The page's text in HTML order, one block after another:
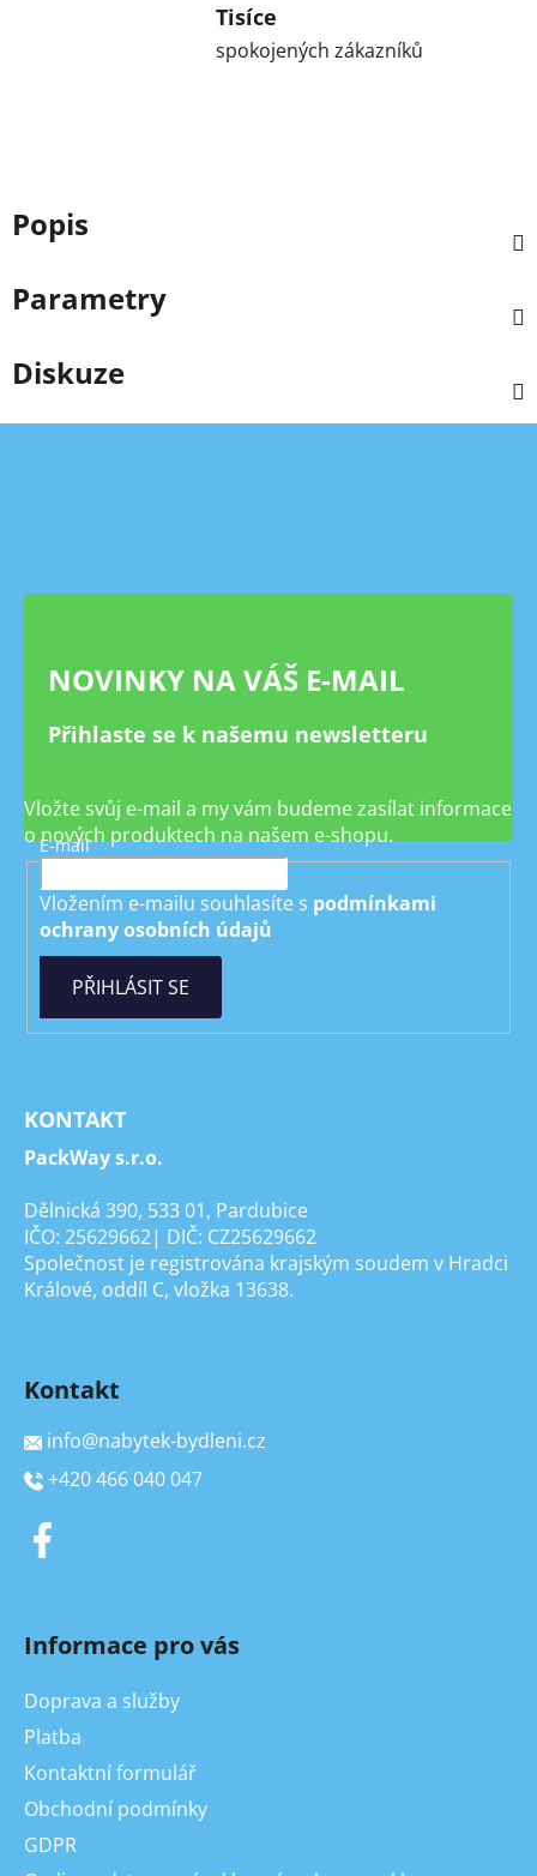
Tisíce
spokojených zákazníků
Popis
Parametry
Diskuze
Z
NOVINKY NA VÁŠ E-MAIL
Přihlaste se k našemu newsletteru
Vložte svůj e-mail a my vám budeme zasílat informace
o nových produktech na našem e-shopu.
E-mail
Vložením e-mailu souhlasíte s podmínkami
ochrany osobních údajů
PŘIHLÁSIT SE
KONTAKT
PackWay s.r.o.
Dělnická 390, 533 01, Pardubice
IČO: 25629662| DIČ: CZ25629662
Společnost je registrována krajským soudem v Hradci
Králové, oddíl C, vložka 13638.
Kontakt
info@nabytek-bydleni.cz
+420 466 040 047
Informace pro vás
Doprava a služby
Platba
Kontaktní formulář
Obchodní podmínky
GDPR